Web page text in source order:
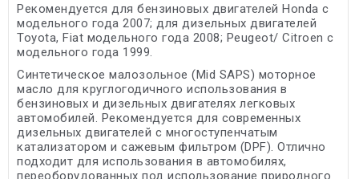
Рекомендуется для бензиновых двигателей Honda с
модельного года 2007; для дизельных двигателей
Toyota, Fiat модельного года 2008; Peugeot/ Citroen с
модельного года 1999.
Синтетическое малозольное (Mid SAPS) моторное
масло для круглогодичного использования в
бензиновых и дизельных двигателях легковых
автомобилей. Рекомендуется для современных
дизельных двигателей с многоступенчатым
катализатором и сажевым фильтром (DPF). Отлично
подходит для использования в автомобилях,
переоборудованных под использование природного